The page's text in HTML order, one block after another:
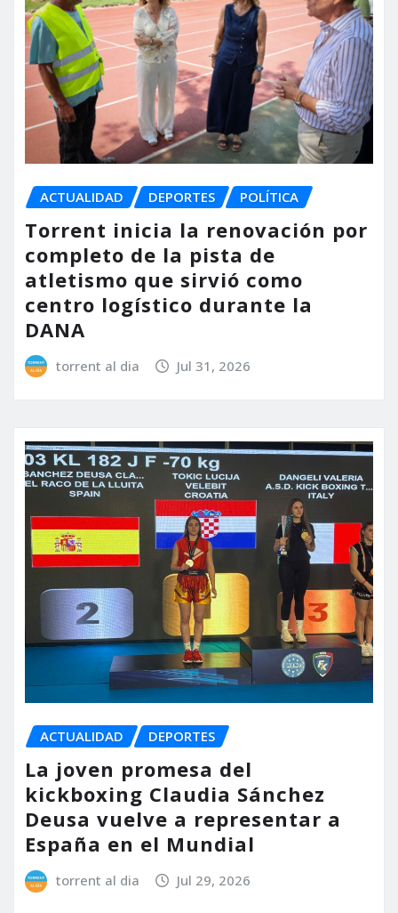
ACTUALIDAD DEPORTES POLÍTICA
Torrent inicia la renovación por
completo de la pista de
atletismo que sirvió como
centro logístico durante la
DANA
torrent al dia Jul 31, 2026
ACTUALIDAD DEPORTES
La joven promesa del
kickboxing Claudia Sánchez
Deusa vuelve a representar a
España en el Mundial
torrent al dia Jul 29, 2026